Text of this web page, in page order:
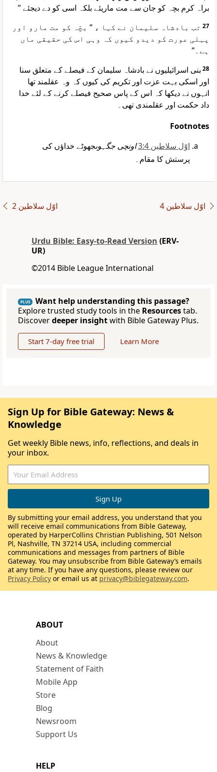
براہ کرم بچہ کو جان سے مت ماریئے بلکہ اسی کو دے دیجئے ”
27 تب بادشاہ سلیمان نے کہا ، “ بچّہ کو مت مارو اور
پہلی عورت کو دیدو کیوں کہ وہی اس کی حقیقی ماں
ہے۔”
28 بنی اسرائیلیوں نے بادشاہ سلیمان کے فیصلے کے متعلق سنا
اور اسکی بہت عزت اور تکریم کی کیوں کہ وہ عقلمند تھا
انہوں نے دیکھا کہ اس کے پاس صحیح فیصلے کرنے کے لئے خدا
داد حکمت اور عقلمندی تھی۔
Footnotes
اوّل سلاطین 3:4
اونچی جگہوںجھوٹے خداؤں کی
پرستش کا مقام۔
اوّل سلاطین 2 اوّل سلاطین 4
Urdu Bible: Easy-to-Read Version (ERV-
UR)
©2014 Bible League International
PLUS
Want help understanding this passage?
Explore trusted study tools in the Resourcestab.
Discoverdeeper insightwith Bible Gateway Plus.
Start 7-day free trial Learn More
ABOUT
About
News & Knowledge
Statement of Faith
Mobile App
Store
Blog
Newsroom
Support Us
HELP
Sign Up for Bible Gateway: News &
Knowledge
Get weekly Bible news, info, reflections, and deals in
your inbox.
By submitting your email address, you understand that you
will receive email communications from Bible Gateway,
operated by HarperCollins Christian Publishing, 501 Nelson
Pl, Nashville, TN 37214 USA, including commercial
communications and messages from partners of Bible
Gateway. You may unsubscribe from Bible Gateway’s emails
at any time. If you have any questions, please review our
Privacy Policy or email us at privacy@biblegateway.com.